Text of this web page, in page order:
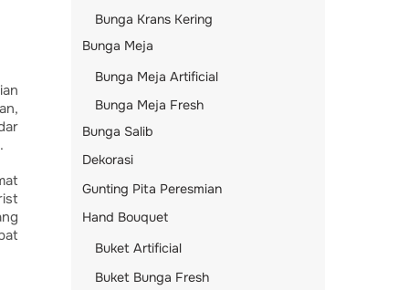
Bunga Krans Kering
Bunga Meja
Bunga Meja Artificial
Bunga Meja Fresh
Bunga Salib
Dekorasi
Gunting Pita Peresmian
Hand Bouquet
Buket Artificial
Buket Bunga Fresh